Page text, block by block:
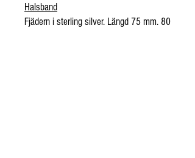
Halsband
Fjädern i sterling silver. Längd 75 mm. 80